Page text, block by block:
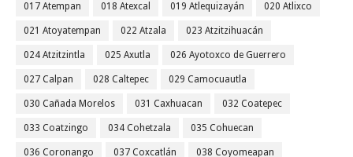
017 Atempan 018 Atexcal 019 Atlequizayán 020 Atlixco
021 Atoyatempan 022 Atzala 023 Atzitzihuacán
024 Atzitzintla 025 Axutla 026 Ayotoxco de Guerrero
027 Calpan 028 Caltepec 029 Camocuautla
030 Cañada Morelos 031 Caxhuacan 032 Coatepec
033 Coatzingo 034 Cohetzala 035 Cohuecan
036 Coronango 037 Coxcatlán 038 Coyomeapan